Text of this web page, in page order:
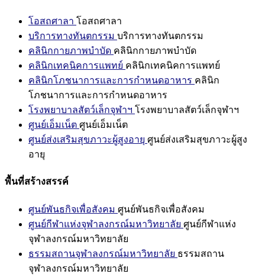
โอสถศาลา โอสถศาลา
บริการทางทันตกรรม บริการทางทันตกรรม
คลินิกกายภาพบำบัด คลินิกกายภาพบำบัด
คลินิกเทคนิคการแพทย์ คลินิกเทคนิคการแพทย์
คลินิกโภชนาการและการกำหนดอาหาร คลินิก
โภชนาการและการกำหนดอาหาร
โรงพยาบาลสัตว์เล็กจุฬาฯ โรงพยาบาลสัตว์เล็กจุฬาฯ
ศูนย์เอ็มเน็ต ศูนย์เอ็มเน็ต
ศูนย์ส่งเสริมสุขภาวะผู้สูงอายุ ศูนย์ส่งเสริมสุขภาวะผู้สูง
อายุ
พื้นที่สร้างสรรค์
ศูนย์พันธกิจเพื่อสังคม ศูนย์พันธกิจเพื่อสังคม
ศูนย์กีฬาแห่งจุฬาลงกรณ์มหาวิทยาลัย ศูนย์กีฬาแห่ง
จุฬาลงกรณ์มหาวิทยาลัย
ธรรมสถานจุฬาลงกรณ์มหาวิทยาลัย ธรรมสถาน
จุฬาลงกรณ์มหาวิทยาลัย